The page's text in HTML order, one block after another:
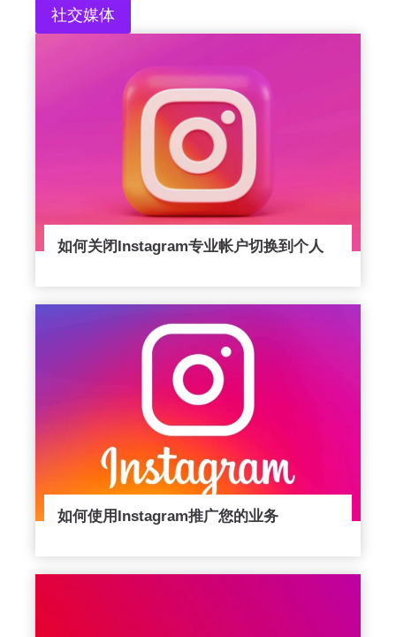
社交媒体
如何关闭Instagram专业帐户切换到个人
如何使用Instagram推广您的业务